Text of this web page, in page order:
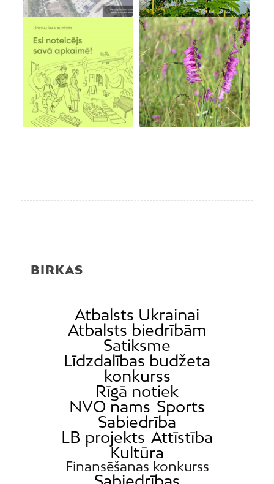
BIRKAS
Atbalsts Ukrainai
Atbalsts biedrībām
Satiksme
Līdzdalības budžeta
konkurss
Rīgā notiek
NVO nams Sports
Sabiedrība
LB projekts Attīstība
Kultūra
Finansēšanas konkurss